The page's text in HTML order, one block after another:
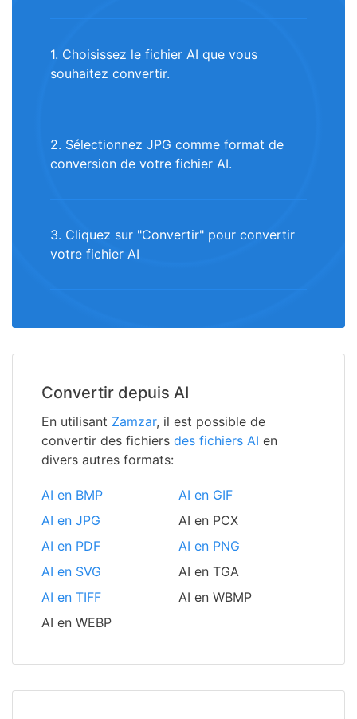
1. Choisissez le fichier AI que vous
souhaitez convertir.
2. Sélectionnez JPG comme format de
conversion de votre fichier AI.
3. Cliquez sur "Convertir" pour convertir
votre fichier AI
Convertir depuis AI
En utilisant Zamzar, il est possible de
convertir des fichiers des fichiers AI en
divers autres formats:
AI en BMP
AI en GIF
AI en JPG
AI en PCX
AI en PDF
AI en PNG
AI en SVG
AI en TGA
AI en TIFF
AI en WBMP
AI en WEBP